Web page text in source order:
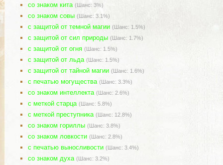
со знаком кита (Шанс: 3%)
со знаком совы (Шанс: 3.1%)
с защитой от темной магии (Шанс: 1.5%)
с защитой от сил природы (Шанс: 1.7%)
с защитой от огня (Шанс: 1.5%)
с защитой от льда (Шанс: 1.5%)
с защитой от тайной магии (Шанс: 1.6%)
с печатью могущества (Шанс: 3.3%)
со знаком интеллекта (Шанс: 2.6%)
с меткой старца (Шанс: 5.8%)
с меткой преступника (Шанс: 12.8%)
со знаком гориллы (Шанс: 3.8%)
со знаком ловкости (Шанс: 2.8%)
с печатью выносливости (Шанс: 3.4%)
со знаком духа (Шанс: 3.2%)